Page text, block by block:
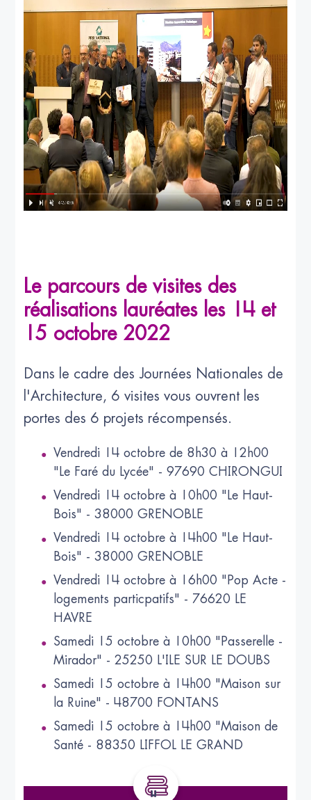
Le parcours de visites des
réalisations lauréates les 14 et
15 octobre 2022
Dans le cadre des Journées Nationales de
l'Architecture, 6 visites vous ouvrent les
portes des 6 projets récompensés.
Vendredi 14 octobre de 8h30 à 12h00
"Le Faré du Lycée" - 97690 CHIRONGUI
Vendredi 14 octobre à 10h00 "Le Haut-
Bois" - 38000 GRENOBLE
Vendredi 14 octobre à 14h00 "Le Haut-
Bois" - 38000 GRENOBLE
Vendredi 14 octobre à 16h00 "Pop Acte -
logements particpatifs" - 76620 LE
HAVRE
Samedi 15 octobre à 10h00 "Passerelle -
Mirador" - 25250 L'ILE SUR LE DOUBS
Samedi 15 octobre à 14h00 "Maison sur
la Ruine" - 48700 FONTANS
Samedi 15 octobre à 14h00 "Maison de
Santé - 88350 LIFFOL LE GRAND